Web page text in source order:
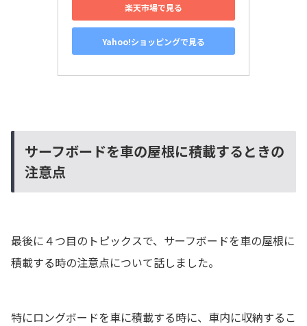
楽天市場で見る
Yahoo!ショッピングで見る
サーフボードを車の屋根に積載するときの
注意点
最後に４つ目のトピックスで、サーフボードを車の屋根に
積載する時の注意点について話しました。
特にロングボードを車に積載する時に、車内に収納するこ